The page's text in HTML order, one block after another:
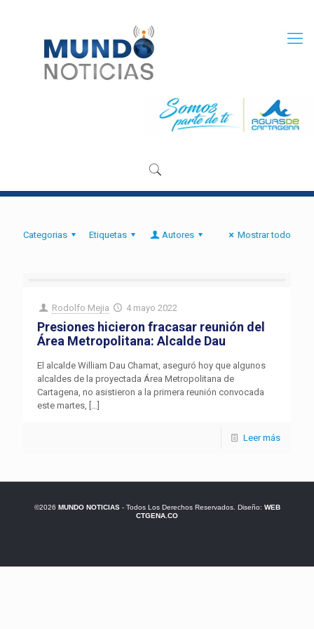
Categorias Etiquetas Autores Mostrar todo
Rodolfo Mejia 4 mayo 2022
Presiones hicieron fracasar reunión del
Área Metropolitana: Alcalde Dau
El alcalde William Dau Chamat, aseguró hoy que algunos
alcaldes de la proyectada Área Metropolitana de
Cartagena, no asistieron a la primera reunión convocada
este martes, […]
Leer más
©2026 MUNDO NOTICIAS- Todos Los Derechos Reservados. Diseño: WEB
CTGENA.CO